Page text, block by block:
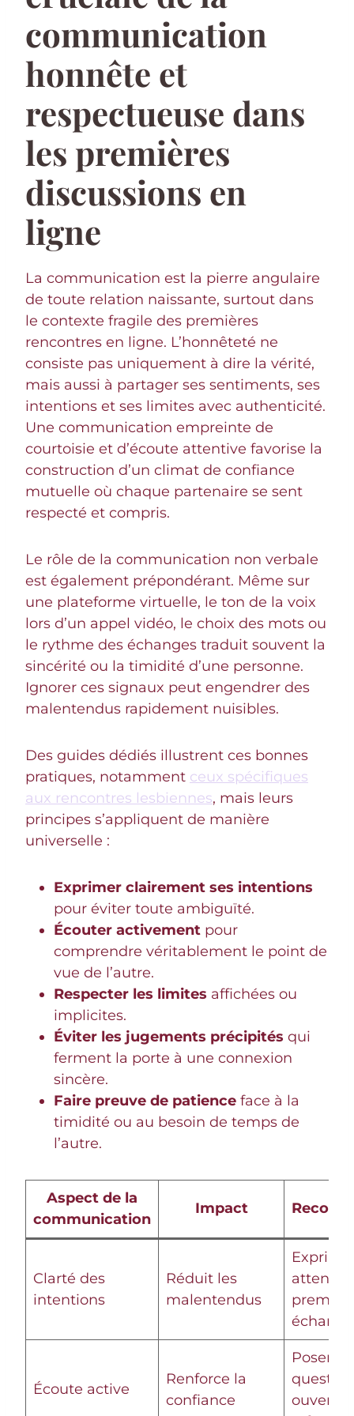
communication
honnête et
respectueuse dans
les premières
discussions en
ligne
La communication est la pierre angulaire
de toute relation naissante, surtout dans
le contexte fragile des premières
rencontres en ligne. L’honnêteté ne
consiste pas uniquement à dire la vérité,
mais aussi à partager ses sentiments, ses
intentions et ses limites avec authenticité.
Une communication empreinte de
courtoisie et d’écoute attentive favorise la
construction d’un climat de confiance
mutuelle où chaque partenaire se sent
respecté et compris.
Le rôle de la communication non verbale
est également prépondérant. Même sur
une plateforme virtuelle, le ton de la voix
lors d’un appel vidéo, le choix des mots ou
le rythme des échanges traduit souvent la
sincérité ou la timidité d’une personne.
Ignorer ces signaux peut engendrer des
malentendus rapidement nuisibles.
Des guides dédiés illustrent ces bonnes
pratiques, notamment ceux spécifiques
aux rencontres lesbiennes, mais leurs
principes s’appliquent de manière
universelle :
Exprimer clairement ses intentions
pour éviter toute ambiguïté.
Écouter activement pour
comprendre véritablement le point de
vue de l’autre.
Respecter les limites affichées ou
implicites.
Éviter les jugements précipités qui
ferment la porte à une connexion
sincère.
Faire preuve de patience face à la
timidité ou au besoin de temps de
l’autre.
Aspect de la
communication
Impact
Clarté des
intentions
Réduit les
malentendus
attentes
Écoute active
Renforce la
confiance
Poser